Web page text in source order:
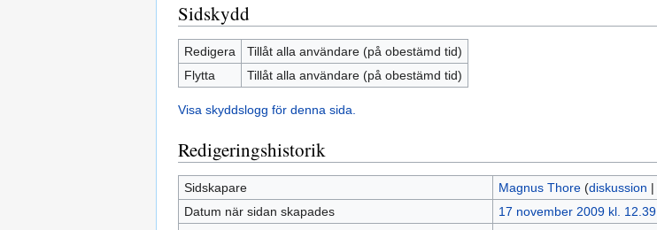
Sidskydd
Redigera
Tillåt alla användare (på obestämd tid)
Flytta
Tillåt alla användare (på obestämd tid)
Visa skyddslogg för denna sida.
Redigeringshistorik
Sidskapare Magnus Thore (diskussion |
Datum när sidan skapades
17 november 2009 kl. 12.39